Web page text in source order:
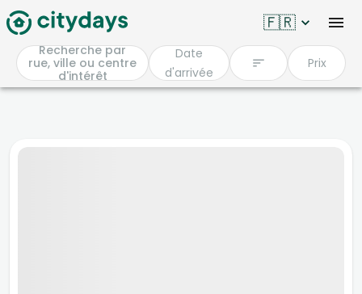
🇫🇷
Recherche par
rue, ville ou centre
d'intérêt
Date
d'arrivée
Prix